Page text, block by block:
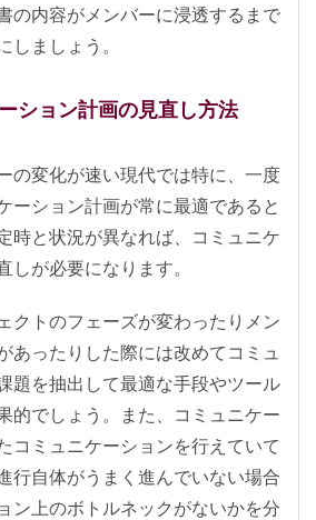
の内容がメンバーに浸透するまで
ましょう。
ション計画の見直し方法
の変化が速い現代では特に、一度
ーション計画が常に最適であると
時と状況が異なれば、コミュニケ
しが必要になります。
クトのフェーズが変わったりメン
あったりした際には改めてコミュ
題を抽出して最適な手段やツール
的でしょう。また、コミュニケー
コミュニケーションを行えていて
行自体がうまく進んでいない場合
ン上のボトルネックがないかを分